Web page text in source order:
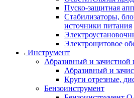
Пуско-защитная
Стабилизаторы,
источники питания
Электрощитовое
Инструмент
Абразивный и зачистной
Абразивный и
Круги отрезные,
Бензоинструмент